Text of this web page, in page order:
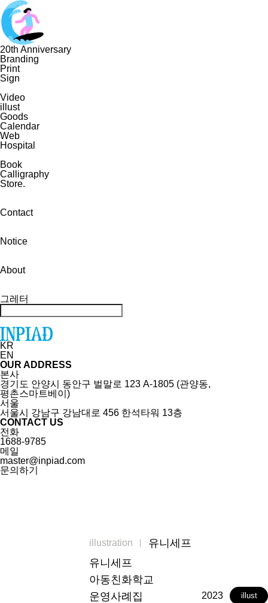
20th Anniversary
Branding
Print
Sign
Video
illust
Goods
Calendar
Web
Hospital
Book
Calligraphy
Store.
Contact
Notice
About
그레터
KR
EN
OUR ADDRESS
본사
경기도 안양시 동안구 벌말로 123 A-1805 (관양동,
평촌스마트베이)
서울
서울시 강남구 강남대로 456 한석타워 13층
CONTACT US
전화
1688-9785
메일
master@inpiad.com
문의하기
illustration
유니세프
유니세프
아동친화학교
운영사례집
2023 illust